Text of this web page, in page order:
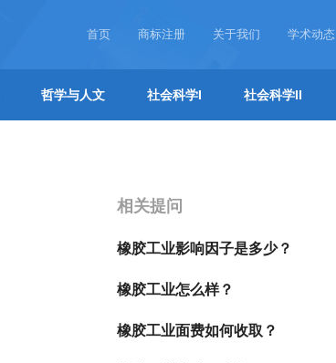
首页 商标注册 关于我们 学术动态
哲学与人文 社会科学I 社会科学II
相关提问
橡胶工业影响因子是多少？
橡胶工业怎么样？
橡胶工业面费如何收取？